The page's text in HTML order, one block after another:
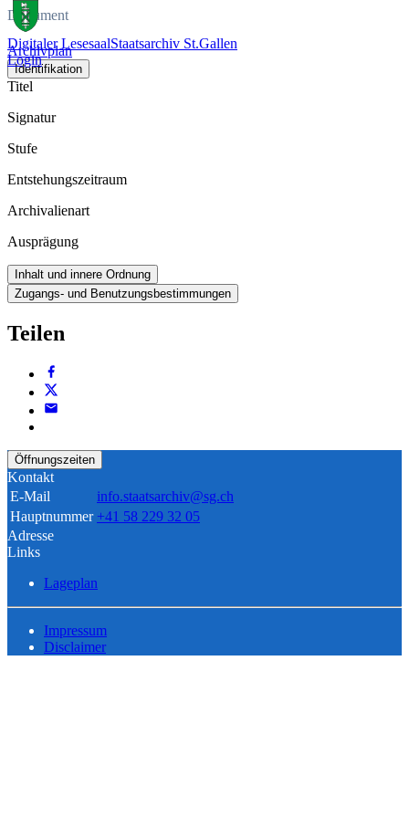
Digitaler LesesaalStaatsarchiv St.Gallen
Login
Dokument
Archivplan
Identifikation
Titel
Signatur
Stufe
Entstehungszeitraum
Archivalienart
Ausprägung
Inhalt und innere Ordnung
Zugangs- und Benutzungsbestimmungen
Teilen
Öffnungszeiten
Kontakt
E-Mail
info.staatsarchiv@sg.ch
Hauptnummer +41 58 229 32 05
Adresse
Links
Lageplan
Impressum
Disclaimer